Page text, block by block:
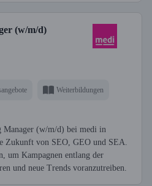
(w/m/d)
Weiterbildungen
Manager (w/m/d) bei medi in
Zukunft von SEO, GEO und SEA.
um Kampagnen entlang der
und neue Trends voranzutreiben.